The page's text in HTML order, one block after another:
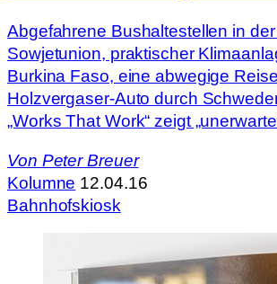
Abgefahrene Bushaltestellen in
Sowjetunion, praktischer
Burkina Faso, eine abwegige
Holzvergaser-Auto durch
„Works That Work“ zeigt
Von Peter Breuer
Kolumne 12.04.16
Bahnhofskiosk